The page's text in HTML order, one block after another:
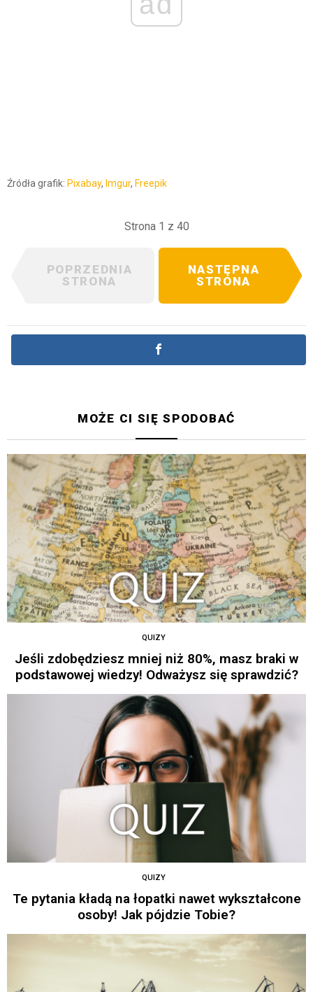
Źródła grafik: Pixabay, Imgur, Freepik
Strona 1 z 40
POPRZEDNIA
STRONA
NASTĘPNA
STRONA
MOŻE CI SIĘ SPODOBAĆ
QUIZY
Jeśli zdobędziesz mniej niż 80%, masz braki w
podstawowej wiedzy! Odważysz się sprawdzić?
QUIZY
Te pytania kładą na łopatki nawet wykształcone
osoby! Jak pójdzie Tobie?